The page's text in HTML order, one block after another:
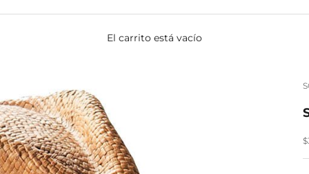
El carrito está vacío